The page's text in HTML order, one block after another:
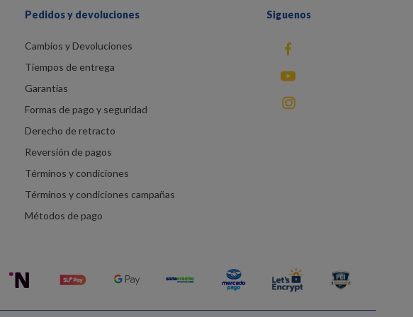
Pedidos y devoluciones
Cambios y Devoluciones
Tiempos de entrega
Garantías
Formas de pago y seguridad
Derecho de retracto
Reversión de pagos
Términos y condiciones
Términos y condiciones campañas
Métodos de pago
Siguenos
fb
You Tube
instagram